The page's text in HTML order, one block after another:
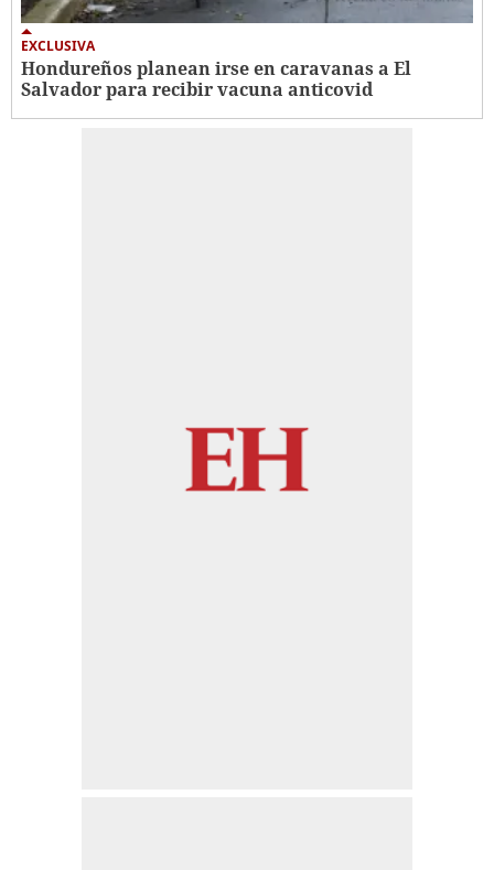
EXCLUSIVA
Hondureños planean irse en caravanas a El
Salvador para recibir vacuna anticovid